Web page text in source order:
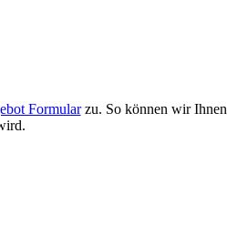
Formularzu. So können wir Ihnen